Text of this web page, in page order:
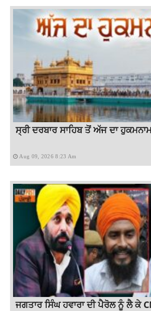
ਸ੍ਰੀ ਦਰਬਾਰ ਸਾਹਿਬ ਤੋਂ ਅੱਜ ਦਾ
Aug 09, 2026 8:23 Am
ਜਗਤਾਰ ਸਿੰਘ ਹਵਾਰਾ ਦੀ ਪੈਰੋਲ ਨੂੰ ਲੈ ਕੇ